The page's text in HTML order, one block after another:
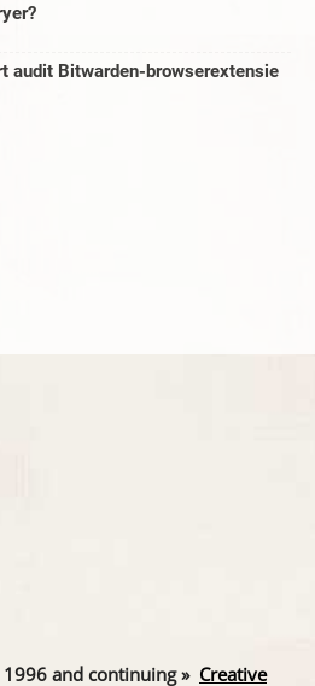
audit Bitwarden-browserextensie
and continuing » Creative